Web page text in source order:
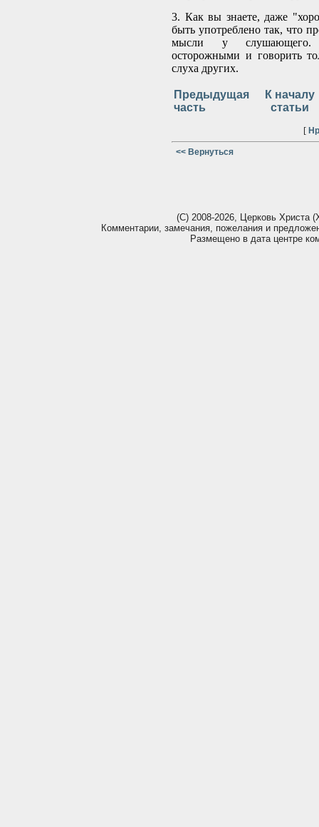
3. Как вы знаете, даже
быть употреблено так, что
мысли у слушающего.
осторожными и говорить
слуха других.
Предыдущая
часть
К началу
статьи
[
<< Вернуться
(С) 2008-2026, Церковь Христа
Комментарии, замечания, пожелания и
Размещено в дата центре